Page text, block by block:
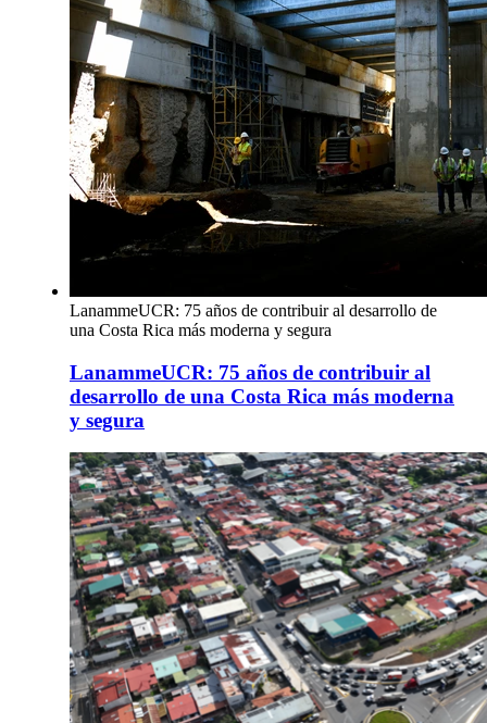
LanammeUCR: 75 años de contribuir al desarrollo de
una Costa Rica más moderna y segura
LanammeUCR: 75 años de contribuir al
desarrollo de una Costa Rica más moderna
y segura